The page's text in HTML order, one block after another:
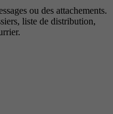
ou des attachements.
liste de distribution,